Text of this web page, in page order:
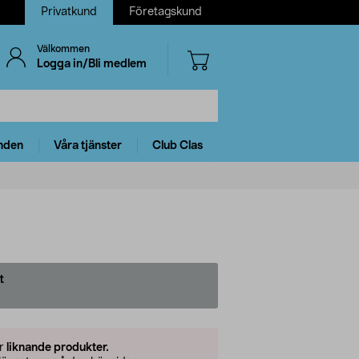
Privatkund Företagskund
Välkommen
Logga in/Bli medlem
Våra tjänster Club Clas
liknande produkter.